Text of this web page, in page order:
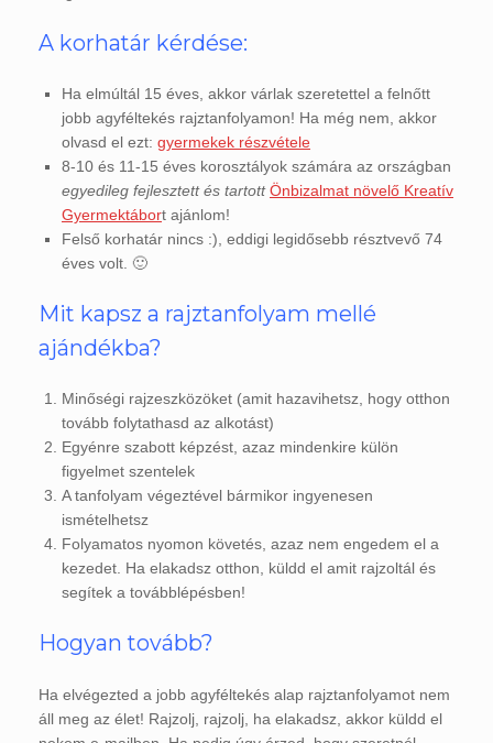
A korhatár kérdése:
Ha elmúltál 15 éves, akkor várlak szeretettel a felnőtt
jobb agyféltekés rajztanfolyamon! Ha még nem, akkor
olvasd el ezt: gyermekek részvétele
8-10 és 11-15 éves korosztályok számára az országban
egyedileg fejlesztett és tartott Önbizalmat növelő Kreatív
Gyermektábort ajánlom!
Felső korhatár nincs :), eddigi legidősebb résztvevő 74
éves volt. 🙂
Mit kapsz a rajztanfolyam mellé
ajándékba?
Minőségi rajzeszközöket (amit hazavihetsz, hogy otthon
tovább folytathasd az alkotást)
Egyénre szabott képzést, azaz mindenkire külön
figyelmet szentelek
A tanfolyam végeztével bármikor ingyenesen
ismételhetsz
Folyamatos nyomon követés, azaz nem engedem el a
kezedet. Ha elakadsz otthon, küldd el amit rajzoltál és
segítek a továbblépésben!
Hogyan tovább?
Ha elvégezted a jobb agyféltekés alap rajztanfolyamot nem
áll meg az élet! Rajzolj, rajzolj, ha elakadsz, akkor küldd el